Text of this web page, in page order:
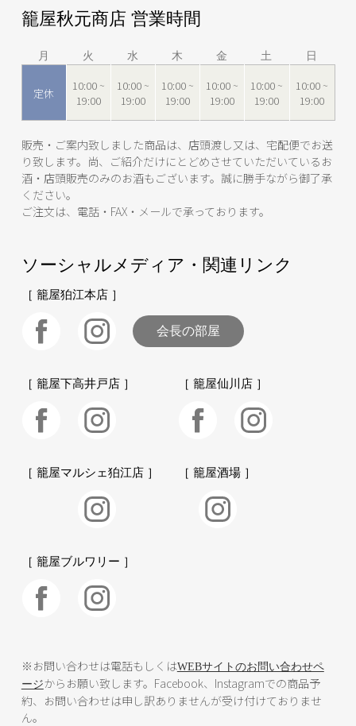
ソーシャルメディア・関連リンク
［ 籠屋狛江本店 ］
会長の部屋
［ 籠屋下高井戸店 ］ ［ 籠屋仙川店 ］
［ 籠屋マルシェ狛江店 ］ ［ 籠屋酒場 ］
［ 籠屋ブルワリー ］
※お問い合わせは電話もしくはWEBサイトのお問い合わせペ
ージからお願い致します。Facebook、Instagramでの商品予
約、お問い合わせは申し訳ありませんが受け付けておりませ
ん。
籠屋秋元商店 営業時間
月 火 水 木 金 土 日
定休
10:00 ~
19:00
10:00 ~
19:00
10:00 ~
19:00
10:00 ~
19:00
10:00 ~
19:00
10:00 ~
19:00
販売・ご案内致しました商品は、店頭渡し又は、宅配便でお送
り致します。尚、ご紹介だけにとどめさせていただいているお
酒・店頭販売のみのお酒もございます。誠に勝手ながら御了承
ください。
ご注文は、電話・FAX・メールで承っております。